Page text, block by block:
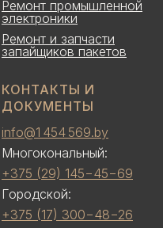
Ремонт промышленной
электроники
Ремонт и запчасти
запайщиков пакетов
КОНТАКТЫ И
ДОКУМЕНТЫ
info@1 454 569.by
Многокональный:
+375 (29) 145−45−69
Городской:
+375 (17) 300−48−26